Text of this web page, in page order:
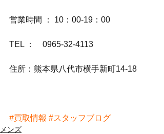
営業時間 ： 10：00-19：00
TEL ：　0965-32-4113
住所：熊本県八代市横手新町14-18
#買取情報 #スタッフブログ
メンズ